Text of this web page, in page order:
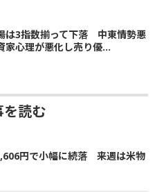
は3指数揃って下落 中東情勢悪
家心理が悪化し売り優...
を読む
円で小幅に続落 来週は米物